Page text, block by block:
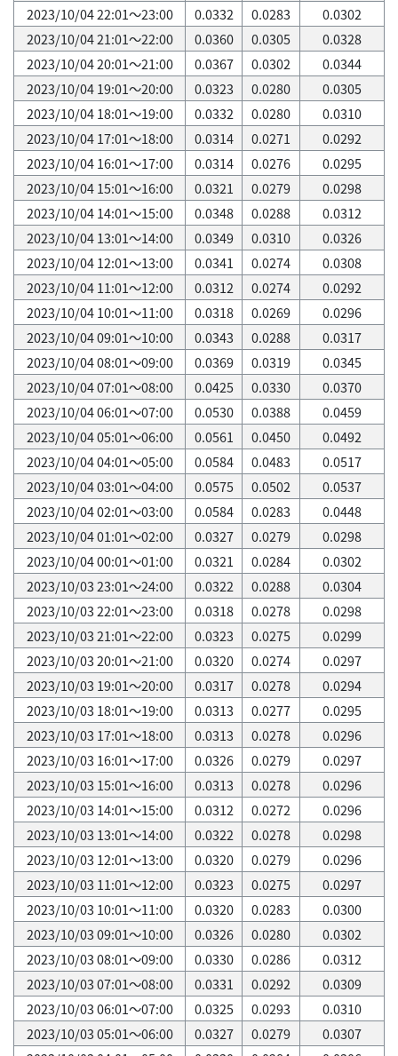
2023/10/04 22:01～23:00
0.0332 0.0283
0.0302
2023/10/04 21:01～22:00
0.0360 0.0305
0.0328
2023/10/04 20:01～21:00
0.0367 0.0302
0.0344
2023/10/04 19:01～20:00
0.0323 0.0280
0.0305
2023/10/04 18:01～19:00
0.0332 0.0280
0.0310
2023/10/04 17:01～18:00
0.0314 0.0271
0.0292
2023/10/04 16:01～17:00
0.0314 0.0276
0.0295
2023/10/04 15:01～16:00
0.0321 0.0279
0.0298
2023/10/04 14:01～15:00
0.0348 0.0288
0.0312
2023/10/04 13:01～14:00
0.0349 0.0310
0.0326
2023/10/04 12:01～13:00
0.0341 0.0274
0.0308
2023/10/04 11:01～12:00
0.0312 0.0274
0.0292
2023/10/04 10:01～11:00
0.0318 0.0269
0.0296
2023/10/04 09:01～10:00
0.0343 0.0288
0.0317
2023/10/04 08:01～09:00
0.0369 0.0319
0.0345
2023/10/04 07:01～08:00
0.0425 0.0330
0.0370
2023/10/04 06:01～07:00
0.0530 0.0388
0.0459
2023/10/04 05:01～06:00
0.0561 0.0450
0.0492
2023/10/04 04:01～05:00
0.0584 0.0483
0.0517
2023/10/04 03:01～04:00
0.0575 0.0502
0.0537
2023/10/04 02:01～03:00
0.0584 0.0283
0.0448
2023/10/04 01:01～02:00
0.0327 0.0279
0.0298
2023/10/04 00:01～01:00
0.0321 0.0284
0.0302
2023/10/03 23:01～24:00
0.0322 0.0288
0.0304
2023/10/03 22:01～23:00
0.0318 0.0278
0.0298
2023/10/03 21:01～22:00
0.0323 0.0275
0.0299
2023/10/03 20:01～21:00
0.0320 0.0274
0.0297
2023/10/03 19:01～20:00
0.0317 0.0278
0.0294
2023/10/03 18:01～19:00
0.0313 0.0277
0.0295
2023/10/03 17:01～18:00
0.0313 0.0278
0.0296
2023/10/03 16:01～17:00
0.0326 0.0279
0.0297
2023/10/03 15:01～16:00
0.0313 0.0278
0.0296
2023/10/03 14:01～15:00
0.0312 0.0272
0.0296
2023/10/03 13:01～14:00
0.0322 0.0278
0.0298
2023/10/03 12:01～13:00
0.0320 0.0279
0.0296
2023/10/03 11:01～12:00
0.0323 0.0275
0.0297
2023/10/03 10:01～11:00
0.0320 0.0283
0.0300
2023/10/03 09:01～10:00
0.0326 0.0280
0.0302
2023/10/03 08:01～09:00
0.0330 0.0286
0.0312
2023/10/03 07:01～08:00
0.0331 0.0292
0.0309
2023/10/03 06:01～07:00
0.0325 0.0293
0.0310
2023/10/03 05:01～06:00
0.0327 0.0279
0.0307